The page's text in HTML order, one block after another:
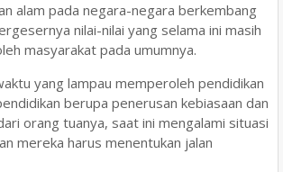
alam pada negara-negara berkembang
nilai-nilai yang selama ini masih
masyarakat pada umumnya.
yang lampau memperoleh pendidikan
berupa penerusan kebiasaan dan
orang tuanya, saat ini mengalami situasi
mereka harus menentukan jalan